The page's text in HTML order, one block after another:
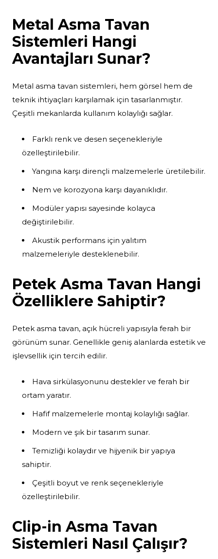
Metal Asma Tavan
Sistemleri Hangi
Avantajları Sunar?
Metal asma tavan sistemleri, hem görsel hem de
teknik ihtiyaçları karşılamak için tasarlanmıştır.
Çeşitli mekanlarda kullanım kolaylığı sağlar.
Farklı renk ve desen seçenekleriyle
özelleştirilebilir.
Yangına karşı dirençli malzemelerle üretilebilir.
Nem ve korozyona karşı dayanıklıdır.
Modüler yapısı sayesinde kolayca
değiştirilebilir.
Akustik performans için yalıtım
malzemeleriyle desteklenebilir.
Petek Asma Tavan Hangi
Özelliklere Sahiptir?
Petek asma tavan, açık hücreli yapısıyla ferah bir
görünüm sunar. Genellikle geniş alanlarda estetik ve
işlevsellik için tercih edilir.
Hava sirkülasyonunu destekler ve ferah bir
ortam yaratır.
Hafif malzemelerle montaj kolaylığı sağlar.
Modern ve şık bir tasarım sunar.
Temizliği kolaydır ve hijyenik bir yapıya
sahiptir.
Çeşitli boyut ve renk seçenekleriyle
özelleştirilebilir.
Clip-in Asma Tavan
Sistemleri Nasıl Çalışır?